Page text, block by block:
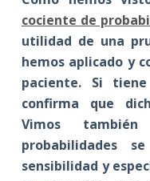
cociente de
utilidad de una
hemos aplicado y
paciente. Si
confirma que
Vimos
probabilidades
sensibilidad y